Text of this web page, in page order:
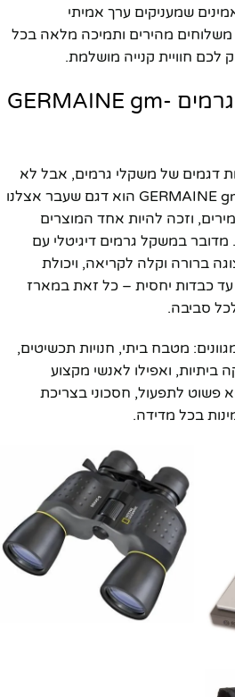
שמעניקים ערך אמיתי
משלוחים מהירים ותמיכה מלאה בכל
לכם חוויית קנייה מושלמת.
למה דווקא משקל גרמים GERMAINE gm-
דגמים של משקלי גרמים, אבל לא
כולם נבנו שווים. ה-GERMAINE gm-5510 הוא דגם שעבר אצלנו
וזכה להיות אחד המוצרים
מדובר במשקל גרמים דיגיטלי עם
ברורה וקלה לקריאה, ויכולת
עד כבדות יחסית – כל זאת במארז
סביבה.
מטבח ביתי, חנויות תכשיטים,
ואפילו לאנשי מקצוע
פשוט לתפעול, חסכוני בצריכת
בכל מדידה.